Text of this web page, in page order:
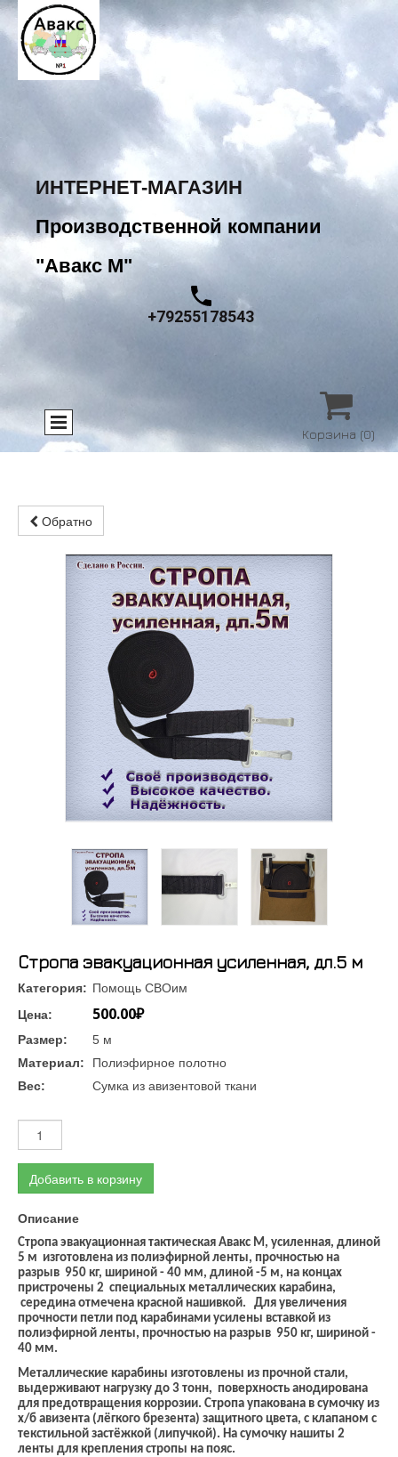
ИНТЕРНЕТ-МАГАЗИН
Производственной компании
"Авакс М"
+79255178543

Корзина (0)
Обратно
Стропа эвакуационная усиленная, дл.5 м
Категория: Помощь СВОим
Цена:
500.00₽
Размер:
5 м
Материал:
Полиэфирное полотно
Вес:
Сумка из авизентовой ткани
Добавить в корзину
Описание
Стропа эвакуационная тактическая Авакс М, усиленная, длиной
5 м изготовлена из полиэфирной ленты, прочностью на
разрыв 950 кг, шириной - 40 мм, длиной -5 м, на концах
пристрочены 2 специальных металлических карабина,
середина отмечена красной нашивкой. Для увеличения
прочности петли под карабинами усилены вставкой из
полиэфирной ленты, прочностью на разрыв 950 кг, шириной -
40 мм.
Металлические карабины изготовлены из прочной стали,
выдерживают нагрузку до 3 тонн, поверхность анодирована
для предотвращения коррозии. Стропа упакована в сумочку из
х/б авизента (лёгкого брезента) защитного цвета, с клапаном с
текстильной застёжкой (липучкой). На сумочку нашиты 2
ленты для крепления стропы на пояс.